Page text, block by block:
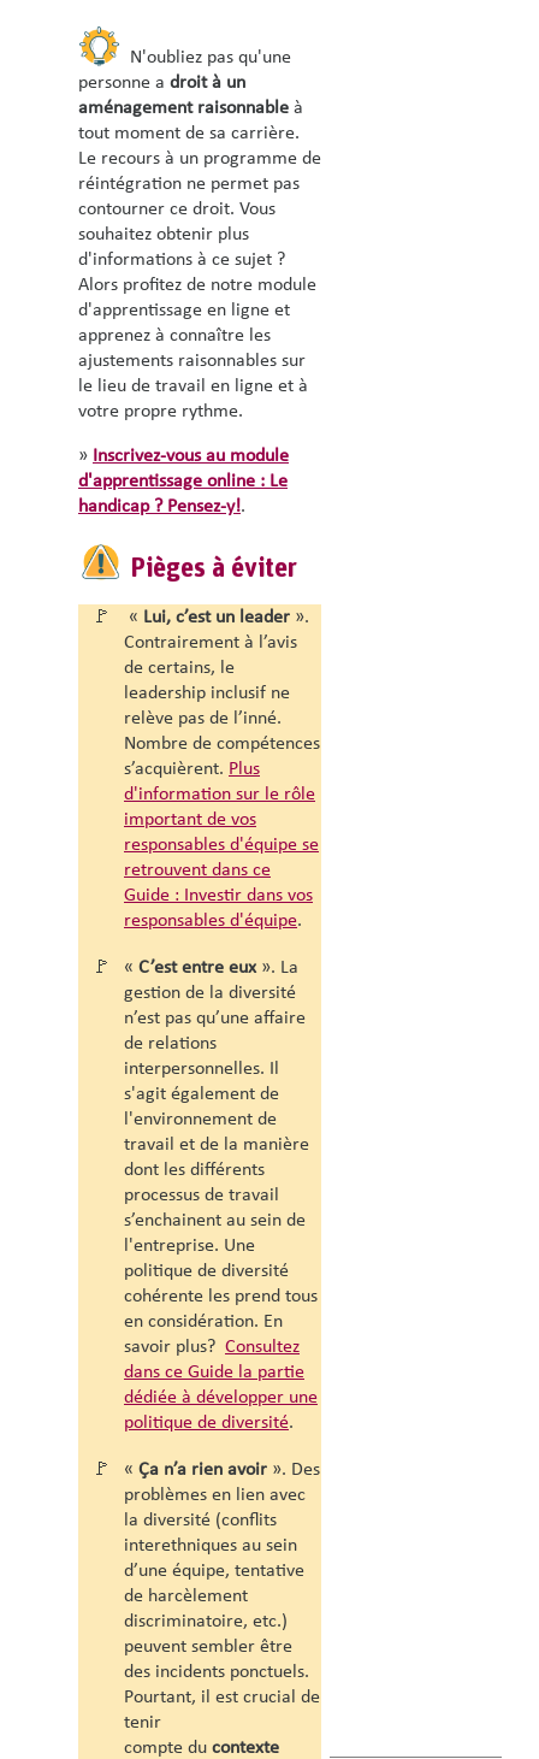
N'oubliez pas qu'une
personne a droit à un
aménagement raisonnable à
tout moment de sa carrière.
Le recours à un programme de
réintégration ne permet pas
contourner ce droit. Vous
souhaitez obtenir plus
d'informations à ce sujet ?
Alors profitez de notre module
d'apprentissage en ligne et
apprenez à connaître les
ajustements raisonnables sur
le lieu de travail en ligne et à
votre propre rythme.
» Inscrivez-vous au module
d'apprentissage online : Le
handicap ? Pensez-y!.
Pièges à éviter
🚩 « Lui, c’est un leader ».
Contrairement à l’avis
de certains, le
leadership inclusif ne
relève pas de l’inné.
Nombre de compétences
s’acquièrent. Plus
d'information sur le rôle
important de vos
responsables d'équipe se
retrouvent dans ce
Guide : Investir dans vos
responsables d'équipe.
🚩 « C’est entre eux». La
gestion de la diversité
n’est pas qu’une affaire
de relations
interpersonnelles. Il
s'agit également de
l'environnement de
travail et de la manière
dont les différents
processus de travail
s’enchainent au sein de
l'entreprise. Une
politique de diversité
cohérente les prend tous
en considération. En
savoir plus? Consultez
dans ce Guide la partie
dédiée à développer une
politique de diversité.
🚩 « Ça n’a rien avoir ». Des
problèmes en lien avec
la diversité (conflits
interethniques au sein
d’une équipe, tentative
de harcèlement
discriminatoire, etc.)
peuvent sembler être
des incidents ponctuels.
Pourtant, il est crucial de
tenir
compte du contexte